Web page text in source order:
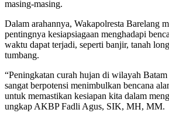
masing-masing.
Dalam arahannya, Wakapolresta Barelang
pentingnya kesiapsiagaan menghadapi
waktu dapat terjadi, seperti banjir, tanah
tumbang.
“Peningkatan curah hujan di wilayah
sangat berpotensi menimbulkan bencana
untuk memastikan kesiapan kita dalam
ungkap AKBP Fadli Agus, SIK, MH, MM.